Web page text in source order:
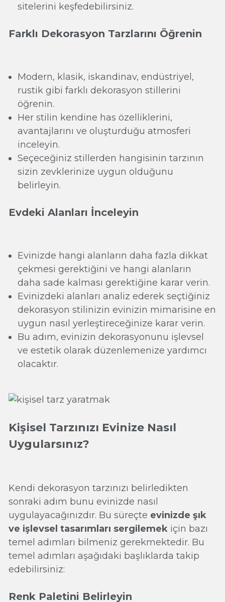
sitelerini keşfedebilirsiniz.
Farklı Dekorasyon Tarzlarını Öğrenin
Modern, klasik, iskandinav, endüstriyel,
rustik gibi farklı dekorasyon stillerini
öğrenin.
Her stilin kendine has özelliklerini,
avantajlarını ve oluşturduğu atmosferi
inceleyin.
Seçeceğiniz stillerden hangisinin tarzının
sizin zevklerinize uygun olduğunu
belirleyin.
Evdeki Alanları İnceleyin
Evinizde hangi alanların daha fazla dikkat
çekmesi gerektiğini ve hangi alanların
daha sade kalması gerektiğine karar verin.
Evinizdeki alanları analiz ederek seçtiğiniz
dekorasyon stilinizin evinizin mimarisine en
uygun nasıl yerleştireceğinize karar verin.
Bu adım, evinizin dekorasyonunu işlevsel
ve estetik olarak düzenlemenize yardımcı
olacaktır.
Kişisel Tarzınızı Evinize Nasıl
Uygularsınız?
Kendi dekorasyon tarzınızı belirledikten
sonraki adım bunu evinizde nasıl
uygulayacağınızdır. Bu süreçte evinizde şık
ve işlevsel tasarımları sergilemek için bazı
temel adımları bilmeniz gerekmektedir. Bu
temel adımları aşağıdaki başlıklarda takip
edebilirsiniz:
Renk Paletini Belirleyin